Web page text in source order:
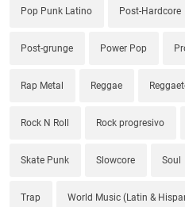
Pop Punk Latino Post-Hardcore
Post-grunge Power Pop
Rap Metal Reggae
Rock N Roll Rock progresivo
Skate Punk Slowcore Soul
Trap World Music (Latin &